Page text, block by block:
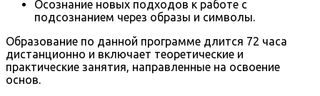
Осознание новых подходов к работе с
подсознанием через образы и символы.
Образование по данной программе длится 72 часа
дистанционно и включает теоретические и
практические занятия, направленные на освоение
основ.